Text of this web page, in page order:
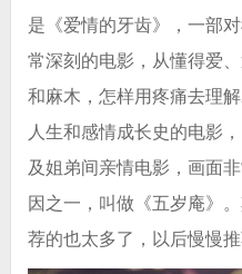
是《爱情的牙齿》，一部
常深刻的电影，从懂得爱
和麻木，怎样用疼痛去理
人生和感情成长史的电影
及姐弟间亲情电影，画面
因之一，叫做《五岁庵》
荐的也太多了，以后慢慢推